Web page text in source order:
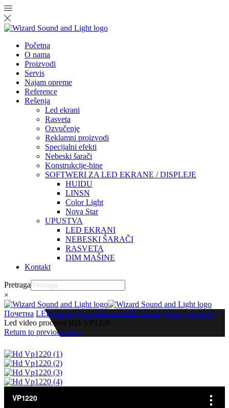
Početna
O nama
Proizvodi
Servis
Najam opreme
Reference
Rešenja
Led ekrani
Rasveta
Ozvučenje
Reklamni proizvodi
Specijalni efekti
Nebeski šarači
Konstrukcije-bine
SOFTWERI ZA LED EKRANE / DISPLEJE
HUIDU
LINSN
Color Light
Nova Star
UPUSTVA
LED EKRANI
NEBESKI ŠARAČI
RASVETA
DIM MAŠINE
Kontakt
Pretraga
×
Почетна LED ekrani Kontroleri za LED ekrane Video procesori
Led video procesor HD-VP1220
Return to previous page